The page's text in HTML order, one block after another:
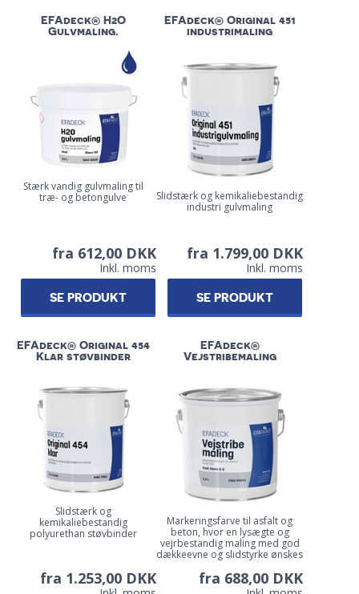
EFAdeck® H2O
Gulvmaling.
Stærk vandig gulvmaling til
træ- og betongulve
fra 612,00 DKK
Inkl. moms
SE PRODUKT
EFAdeck® Original 451
industrimaling
Slidstærk og kemikaliebestandig
industri gulvmaling
fra 1.799,00 DKK
Inkl. moms
SE PRODUKT
EFAdeck® Original 454
Klar støvbinder
Slidstærk og
kemikaliebestandig
polyurethan støvbinder
fra 1.253,00 DKK
EFAdeck®
Vejstribemaling
Markeringsfarve til asfalt og
beton, hvor en lysægte og
vejrbestandig maling med god
dækkeevne og slidstyrke ønskes
fra 688,00 DKK